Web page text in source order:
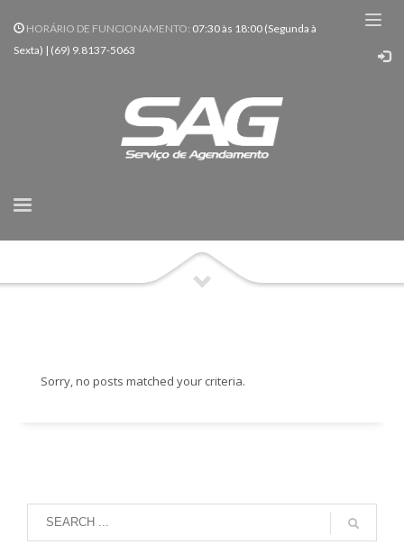
HORÁRIO DE FUNCIONAMENTO: 07:30 às 18:00 (Segunda à
Sexta) | (69) 9.8137-5063
Sorry, no posts matched your criteria.